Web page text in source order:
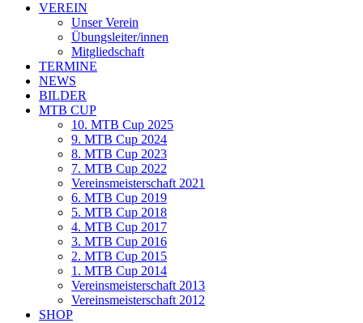
VEREIN
Unser Verein
Übungsleiter/innen
Mitgliedschaft
TERMINE
NEWS
BILDER
MTB CUP
10. MTB Cup 2025
9. MTB Cup 2024
8. MTB Cup 2023
7. MTB Cup 2022
Vereinsmeisterschaft 2021
6. MTB Cup 2019
5. MTB Cup 2018
4. MTB Cup 2017
3. MTB Cup 2016
2. MTB Cup 2015
1. MTB Cup 2014
Vereinsmeisterschaft 2013
Vereinsmeisterschaft 2012
SHOP